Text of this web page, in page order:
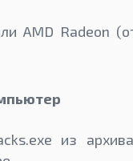
AMD Radeon
из